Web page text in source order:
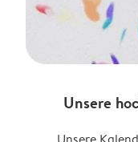
Unsere